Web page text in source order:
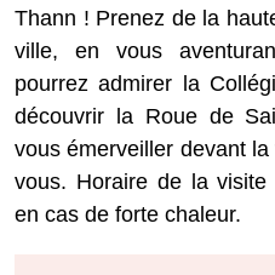
Thann ! Prenez de la
ville, en vous
pourrez admirer la
découvrir la Roue de
vous émerveiller devant
vous. Horaire de la visite
en cas de forte chaleur.